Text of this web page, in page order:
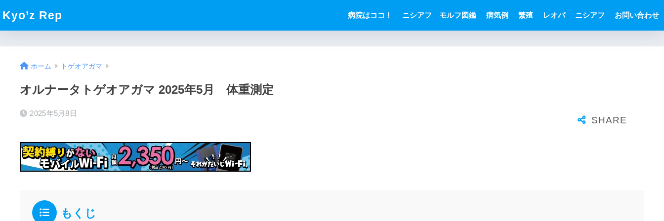
Kyo’z Rep 病院はココ！ ニシアフ モルフ図鑑 病気例 繁殖 レオパ ニシアフ お問い合わせ
ホーム トゲオアガマ
オルナータトゲオアガマ 2025年5月 体重測定
2025年5月8日
もくじ